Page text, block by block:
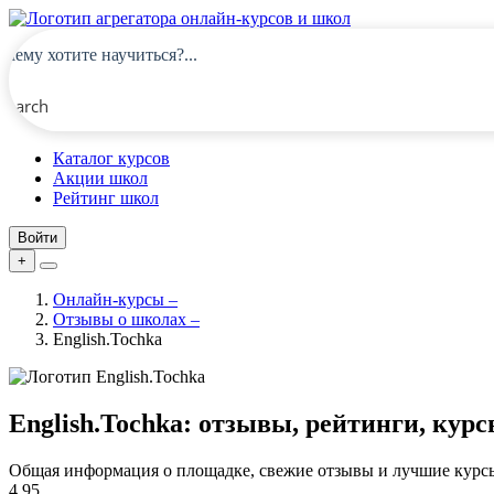
Каталог курсов
Акции школ
Рейтинг школ
Войти
+
Онлайн-курсы –
Отзывы о школах –
English.Tochka
English.Tochka: отзывы, рейтинги,
Общая информация о площадке, свежие отзывы и лучшие
4.95